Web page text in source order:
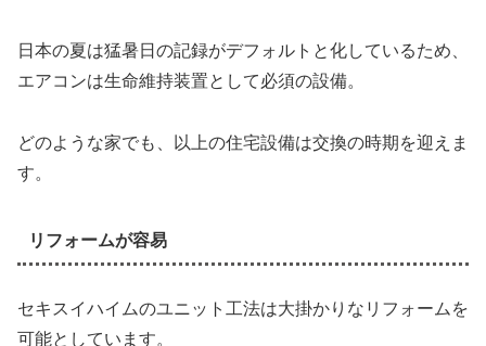
日本の夏は猛暑日の記録がデフォルトと化しているため、
エアコンは生命維持装置として必須の設備。
どのような家でも、以上の住宅設備は交換の時期を迎えま
す。
リフォームが容易
セキスイハイムのユニット工法は大掛かりなリフォームを
可能としています。